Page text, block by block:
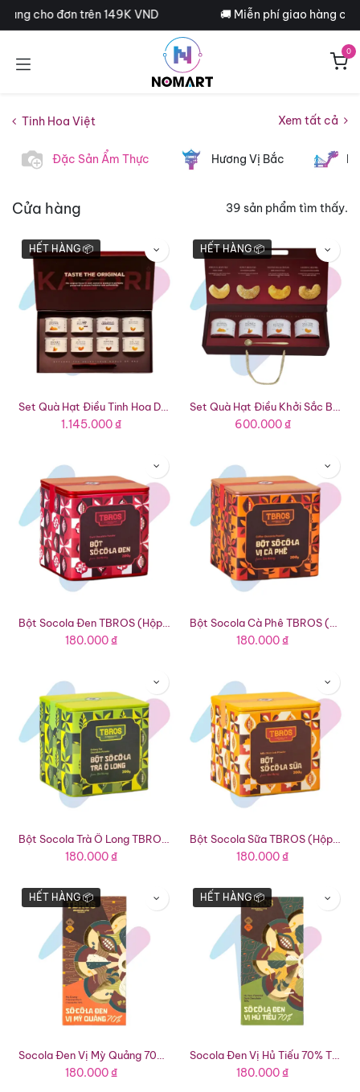
Bỏ qua để đến Nội dung
cho đơn trên 149K VND 🚚 Miễn phí giao hàng cho
0
Tinh Hoa Việt Xem tất cả
Đặc Sản Ẩm Thực Hương Vị Bắc
Cửa hàng 39 sản phẩm tìm thấy.
HẾT HÀNG 📦
1.145.000₫
HẾT HÀNG 📦
600.000₫
180.000₫ 180.000₫
180.000₫ 180.000₫
HẾT HÀNG 📦
180.000₫
HẾT HÀNG 📦
180.000₫